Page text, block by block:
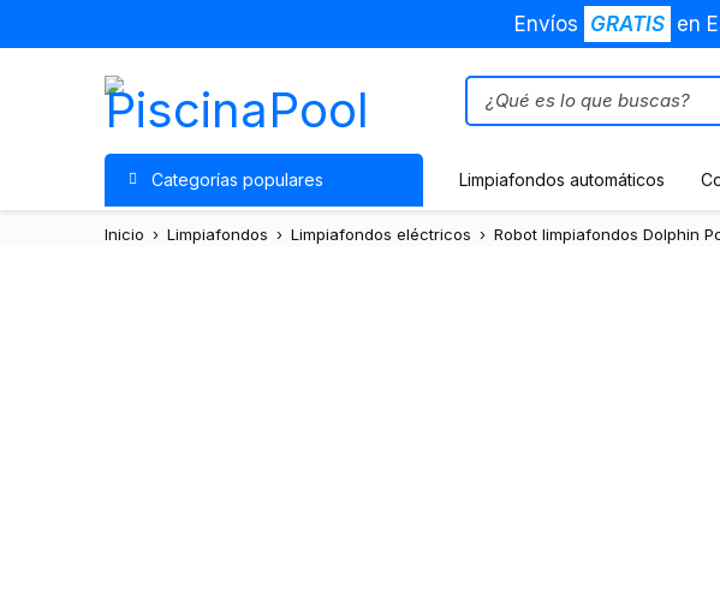
Envíos GRATIS en
Categorías populares Limpiafondos automáticos
Inicio › Limpiafondos › Limpiafondos eléctricos › Robot limpiafondos Dolphin